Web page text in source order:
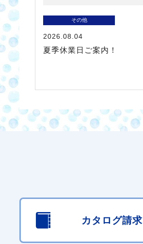
その他
2026.08.04
夏季休業日ご案内！
カタログ請求